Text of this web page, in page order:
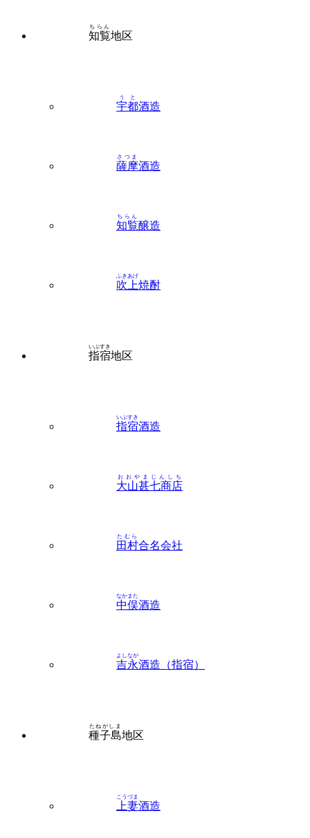
知覧
ちらん
地区
宇都
うと
酒造
薩摩
さつま
酒造
知覧
ちらん
醸造
吹上
ふきあげ
焼酎
指宿
いぶすき
地区
指宿
いぶすき
酒造
大山甚七商店
おおやまじんしち
田村
たむら
合名会社
中俣
なかまた
酒造
吉永
よしなが
酒造（指宿）
種子島
たねがしま
地区
上妻
こうづま
酒造